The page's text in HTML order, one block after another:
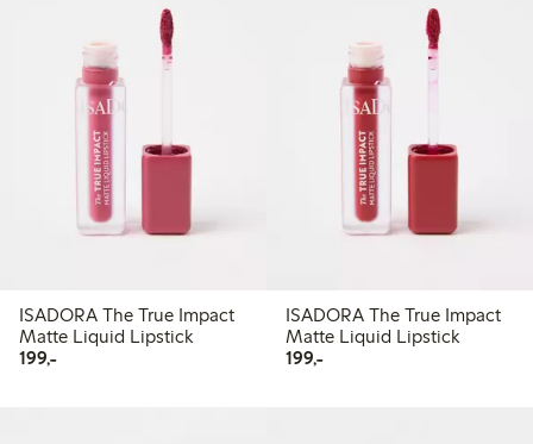
ISADORA The True Impact
Matte Liquid Lipstick
199,-199,00 kr
ISADORA The True Impact
Matte Liquid Lipstick
199,-199,00 kr